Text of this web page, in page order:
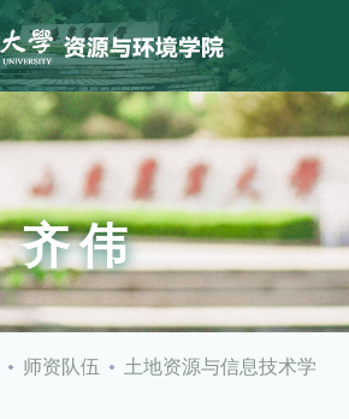
齐伟
师资队伍
土地资源与信息技术学